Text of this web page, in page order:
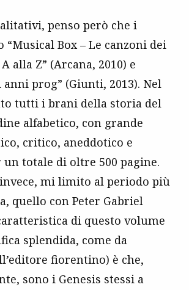
penso però che i
Box – Le canzoni dei
alla Z” (Arcana, 2010) e
anni prog” (Giunti, 2013). Nel
tutti i brani della storia del
alfabetico, con grande
critico, aneddotico e
totale di oltre 500 pagine.
mi limito al periodo più
quello con Peter Gabriel
di questo volume
splendida, come da
fiorentino) è che,
sono i Genesis stessi a